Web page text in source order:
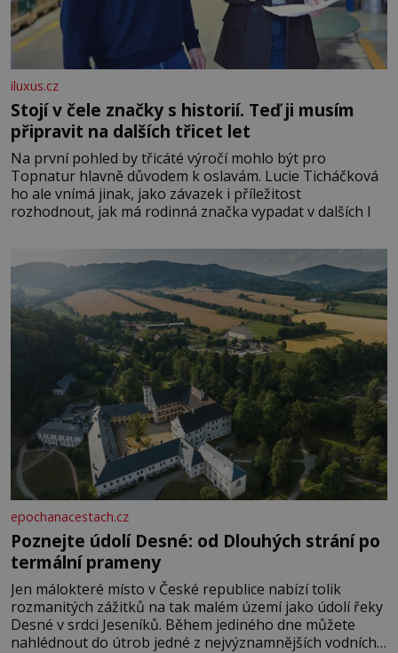
iluxus.cz
Stojí v čele značky s historií. Teď ji musím
připravit na dalších třicet let
Na první pohled by třicáté výročí mohlo být pro
Topnatur hlavně důvodem k oslavám. Lucie Ticháčková
ho ale vnímá jinak, jako závazek i příležitost
rozhodnout, jak má rodinná značka vypadat v dalších l
epochanacestach.cz
Poznejte údolí Desné: od Dlouhých strání po
termální prameny
Jen málokteré místo v České republice nabízí tolik
rozmanitých zážitků na tak malém území jako údolí řeky
Desné v srdci Jeseníků. Během jediného dne můžete
nahlédnout do útrob jedné z nejvýznamnějších vodních